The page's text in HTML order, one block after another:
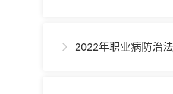
 2022年职业病防治